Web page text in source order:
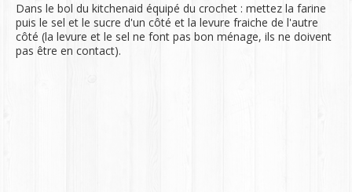
Dans le bol du kitchenaid équipé du crochet : mettez la farine
puis le sel et le sucre d'un côté et la levure fraiche de l'autre
côté (la levure et le sel ne font pas bon ménage, ils ne doivent
pas être en contact).